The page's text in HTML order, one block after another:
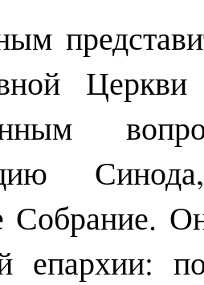
Собрание.
епархии: